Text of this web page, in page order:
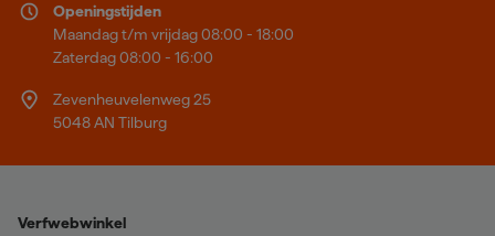
Openingstijden
Maandag t/m vrijdag 08:00 - 18:00
Zaterdag 08:00 - 16:00
Zevenheuvelenweg 25
5048 AN Tilburg
Verfwebwinkel